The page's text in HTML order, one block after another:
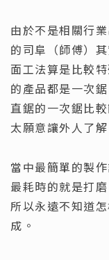
由於不是相關行
的司阜（師傅）
面工法算是比較
的產品都是一次
直鋸的一次鋸比
太願意讓外人了
當中最簡單的製
最耗時的就是打
所以永遠不知道
成。